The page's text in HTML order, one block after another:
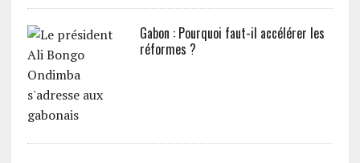
Gabon : Pourquoi faut-il accélérer les
réformes ?